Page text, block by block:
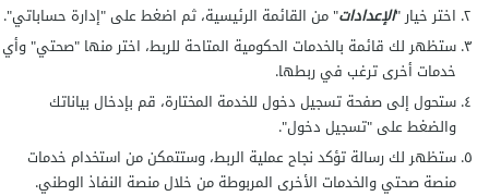
اختر خيار "الإعدادات" من القائمة الرئيسية، ثم اضغط على "إدارة حساباتي".
ستظهر لك قائمة بالخدمات الحكومية المتاحة للربط، اختر منها "صحتي" وأي
خدمات أخرى ترغب في ربطها.
ستحول إلى صفحة تسجيل دخول للخدمة المختارة، قم بإدخال بياناتك
والضغط على "تسجيل دخول".
ستظهر لك رسالة تؤكد نجاح عملية الربط، وستتمكن من استخدام خدمات
منصة صحتي والخدمات الأخرى المربوطة من خلال منصة النفاذ الوطني.